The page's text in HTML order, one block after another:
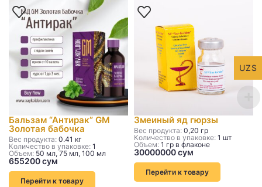
Бальзам “Антирак” GM
Золотая бабочка
Вес продукта: 0.41 кг
Количество в упаковке: 1
Объем: 50 мл, 75 мл, 100 мл
Перейти к товару
Змеиный яд гюрзы
Вес продукта: 0,20 гр
Количество в упаковке: 1 шт
Объем: 1 гр в флаконе
Перейти к товару
UZS